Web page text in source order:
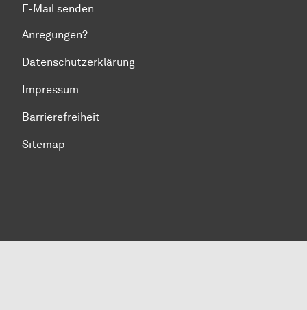
E-Mail senden
Anregungen?
Datenschutzerklärung
Impressum
Barrierefreiheit
Sitemap